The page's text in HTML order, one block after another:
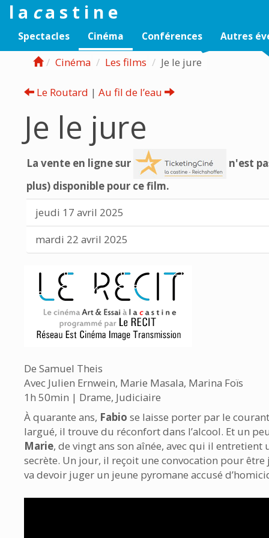
l a ca s t i n e
Spectacles Cinéma Conférences Autres
Cinéma Les films Je le jure
Le Routard | Au fil de l’eau
Je le jure
La vente en ligne sur
n'est
plus) disponible pour ce film.
jeudi 17 avril 2025
mardi 22 avril 2025
De Samuel Theis
Avec Julien Ernwein, Marie Masala, Marina Foïs
1h 50min | Drame, Judiciaire
À quarante ans, Fabio se laisse porter par le
largué, il trouve du réconfort dans l’alcool. Et un
Marie, de vingt ans son aînée, avec qui il entretient
secrète. Un jour, il reçoit une convocation pour être
va devoir juger un jeune pyromane accusé